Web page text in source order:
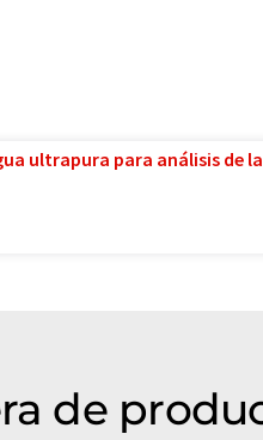
ultrapura para análisis de
de